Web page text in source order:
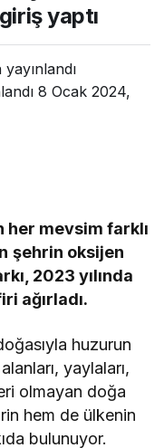
yaptı
8 Ocak 2024,
her mevsim farklı
şehrin oksijen
2023 yılında
ağırladı.
huzurun
yaylaları,
olmayan doğa
hem de ülkenin
bulunuyor.